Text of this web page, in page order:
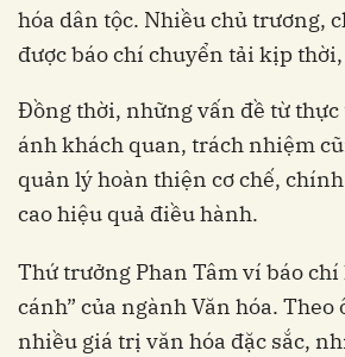
hóa dân tộc. Nhiều chủ trương,
được báo chí chuyển tải kịp
Đồng thời, những vấn đề từ
ánh khách quan, trách nhiệm
quản lý hoàn thiện cơ chế,
cao hiệu quả điều hành.
Thứ trưởng Phan Tâm ví báo chí
cánh” của ngành Văn hóa. Theo
nhiều giá trị văn hóa đặc sắc,